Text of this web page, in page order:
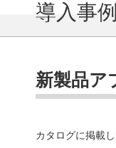
導入事
新製品ア
カタログに掲載